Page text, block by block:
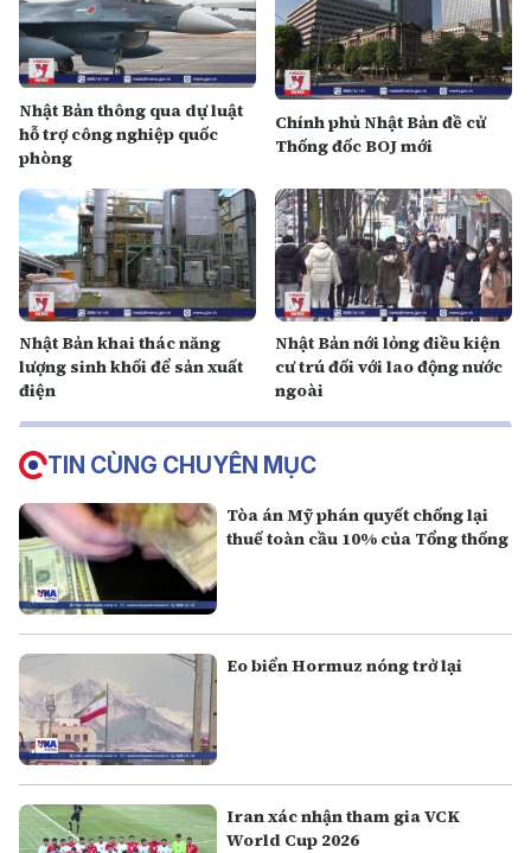
Nhật Bản thông qua dự luật
hỗ trợ công nghiệp quốc
phòng
Chính phủ Nhật Bản đề cử
Thống đốc BOJ mới
Nhật Bản khai thác năng
lượng sinh khối để sản xuất
điện
Nhật Bản nới lỏng điều kiện
cư trú đối với lao động nước
ngoài
TIN CÙNG CHUYÊN MỤC
Tòa án Mỹ phán quyết chống lại
thuế toàn cầu 10% của Tổng thống
Eo biển Hormuz nóng trở lại
Iran xác nhận tham gia VCK
World Cup 2026